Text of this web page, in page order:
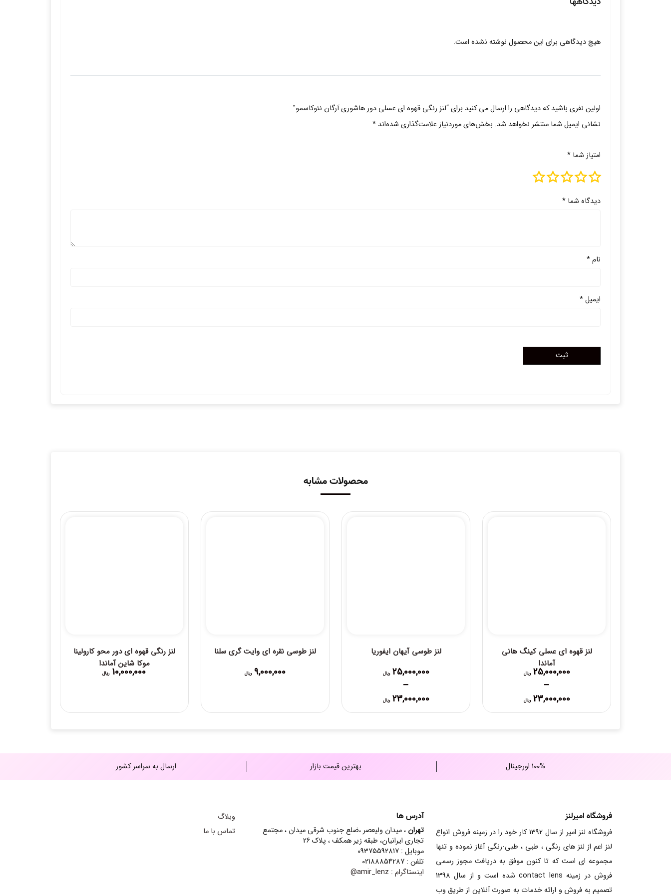
هیچ دیدگاهی برای این محصول نوشته نشده است.
اولین نفری باشید که دیدگاهی را ارسال می کنید برای “لنز رنگی قهوه ای عسلی دور هاشوری آرگان نئوکاسمو”
نشانی ایمیل شما منتشر نخواهد شد. بخش‌های موردنیاز علامت‌گذاری شده‌اند *
امتیاز شما *
دیدگاه شما *
نام*
ایمیل*
محصولات مشابه
لنز قهوه ای عسلی کینگ هانی
آماندا
25,000,000 ریال
–
23,000,000 ریال
Price
range:
لنز طوسی آیهان ایفوریا
25,000,000 ریال
–
23,000,000 ریال
Price
range:
لنز طوسی نقره ای وایت گری سلنا
9,000,000 ریال
لنز رنگی قهوه ای دور محو کارولینا
موکا شاین آماندا
10,000,000 ریال
100% اورجینال بهترین قیمت بازار ارسال به سراسر کشور
فروشگاه امیرلنز
فروشگاه لنز امیر از سال 1392 کار خود را در زمینه فروش انواع
لنز اعم از لنز های رنگی ، طبی ، طبی-رنگی آغاز نموده و تنها
مجموعه ای است که تا کنون موفق به دریافت مجوز رسمی
فروش در زمینه contact lens شده است و از سال 1398
تصمیم به فروش و ارائه خدمات به صورت آنلاین از طریق وب
آدرس ها
تهران ، میدان ولیعصر ،ضلع جنوب شرقی میدان ، مجتمع
تجاری ایرانیان، طبقه زیر همکف ، پلاک 26
موبایل : 09375592817
تلفن : 02188854287
اینستاگرام : amir_lenz@
وبلاگ
تماس با ما